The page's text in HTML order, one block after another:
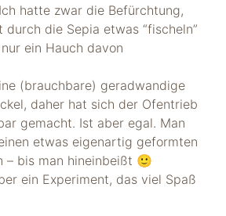
hatte zwar die Befürchtung,
durch die Sepia etwas “fischeln”
ein Hauch davon
(brauchbare) geradwandige
daher hat sich der Ofentrieb
gemacht. Ist aber egal. Man
etwas eigenartig geformten
– bis man hineinbeißt 🙂
ein Experiment, das viel Spaß